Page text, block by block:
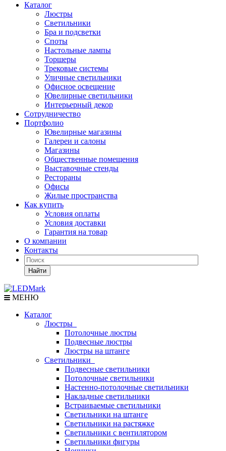
Каталог
Люстры
Светильники
Бра и подсветки
Споты
Настольные лампы
Торшеры
Трековые системы
Уличные светильники
Офисное освещение
Ювелирные светильники
Интерьерный декор
Сотрудничество
Портфолио
Ювелирные магазины
Галереи и салоны
Магазины
Общественные помещения
Выставочные стенды
Рестораны
Офисы
Жилые пространства
Как купить
Условия оплаты
Условия доставки
Гарантия на товар
О компании
Контакты
Найти
МЕНЮ
Каталог
Люстры
Потолочные люстры
Подвесные люстры
Люстры на штанге
Светильники
Подвесные светильники
Потолочные светильники
Настенно-потолочные светильники
Накладные светильники
Встраиваемые светильники
Светильники на штанге
Светильники на растяжке
Светильники с вентилятором
Светильники фигуры